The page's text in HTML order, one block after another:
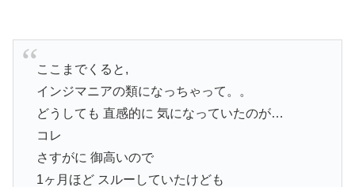
ここまでくると,
インジマニアの類になっちゃって。。
どうしても 直感的に 気になっていたのが…
コレ
さすがに 御高いので
1ヶ月ほど スルーしていたけども